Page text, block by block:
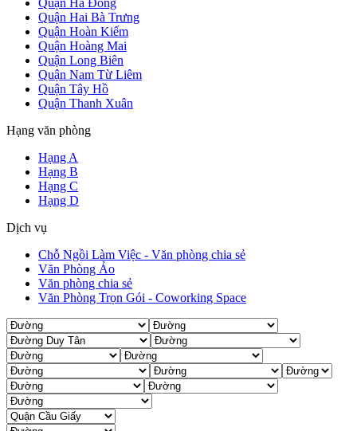
Quận Hà Đông
Quận Hai Bà Trưng
Quận Hoàn Kiếm
Quận Hoàng Mai
Quận Long Biên
Quận Nam Từ Liêm
Quận Tây Hồ
Quận Thanh Xuân
Hạng văn phòng
Hạng A
Hạng B
Hạng C
Hạng D
Dịch vụ
Chỗ Ngồi Làm Việc - Văn phòng chia sẻ
Văn Phòng Ảo
Văn phòng chia sẻ
Văn Phòng Trọn Gói - Coworking Space